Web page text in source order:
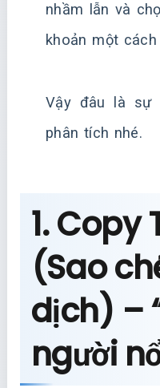
nhầm lẫn và
khoản một
Vậy đâu là sự
phân tích nhé.
1. Copy
(Sao
dịch) –
người